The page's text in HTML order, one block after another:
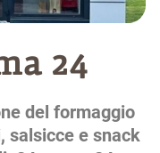
24
del formaggio
salsicce e snack